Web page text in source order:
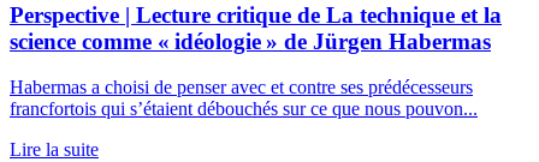
Perspective | Lecture critique de La technique et la
science comme « idéologie » de Jürgen Habermas
Habermas a choisi de penser avec et contre ses prédécesseurs
francfortois qui s’étaient débouchés sur ce que nous pouvon...
Lire la suite